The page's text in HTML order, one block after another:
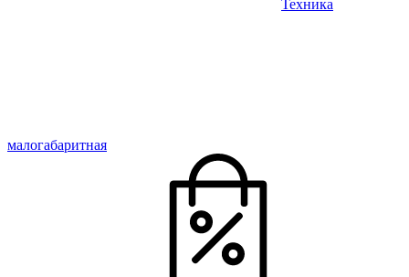
Техника
малогабаритная